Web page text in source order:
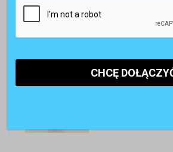
Zetki i ESG
zmieniają rynek